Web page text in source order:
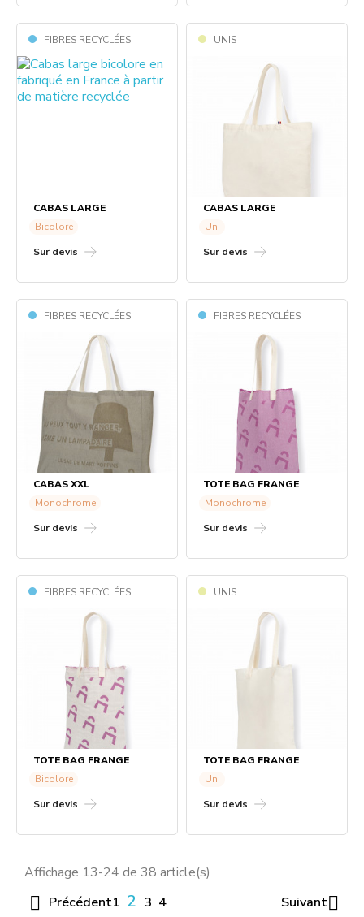
FIBRES RECYCLÉES
CABAS LARGE
Bicolore
Sur devis
UNIS
CABAS LARGE
Uni
Sur devis
FIBRES RECYCLÉES
CABAS XXL
Monochrome
Sur devis
FIBRES RECYCLÉES
TOTE BAG FRANGE
Monochrome
Sur devis
FIBRES RECYCLÉES
TOTE BAG FRANGE
Bicolore
Sur devis
UNIS
TOTE BAG FRANGE
Uni
Sur devis
Affichage 13-24 de 38 article(s)
 Précédent1 2 3 4 Suivant